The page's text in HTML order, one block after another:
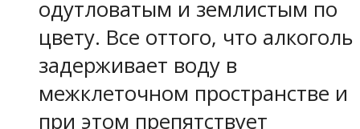
одутловатым и землистым по
цвету. Все оттого, что алкоголь
задерживает воду в
межклеточном пространстве и
при этом препятствует